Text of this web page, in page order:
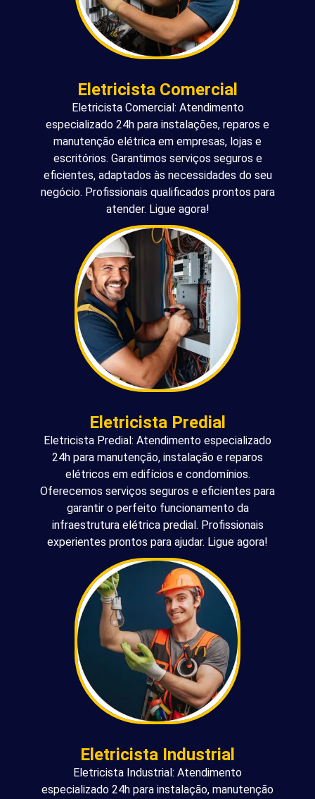
Eletricista Comercial
Eletricista Comercial: Atendimento
especializado 24h para instalações, reparos e
manutenção elétrica em empresas, lojas e
escritórios. Garantimos serviços seguros e
eficientes, adaptados às necessidades do seu
negócio. Profissionais qualificados prontos para
atender. Ligue agora!
Eletricista Predial
Eletricista Predial: Atendimento especializado
24h para manutenção, instalação e reparos
elétricos em edifícios e condomínios.
Oferecemos serviços seguros e eficientes para
garantir o perfeito funcionamento da
infraestrutura elétrica predial. Profissionais
experientes prontos para ajudar. Ligue agora!
Eletricista Industrial
Eletricista Industrial: Atendimento
especializado 24h para instalação, manutenção